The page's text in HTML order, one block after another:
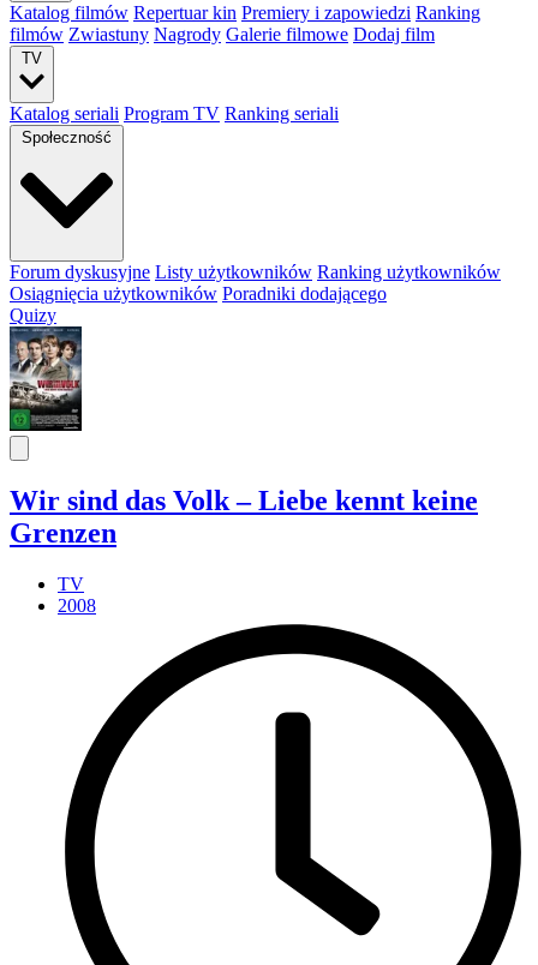
Katalog filmów Repertuar kin Premiery i zapowiedzi Ranking
filmów Zwiastuny Nagrody Galerie filmowe Dodaj film
TV
Katalog seriali Program TV Ranking seriali
Społeczność
Forum dyskusyjne Listy użytkowników Ranking użytkowników
Osiągnięcia użytkowników Poradniki dodającego
Quizy
Wir sind das Volk – Liebe kennt keine
Grenzen
TV
2008